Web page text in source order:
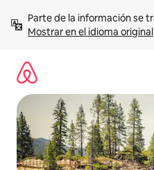
contenidoMostrar en el idioma original